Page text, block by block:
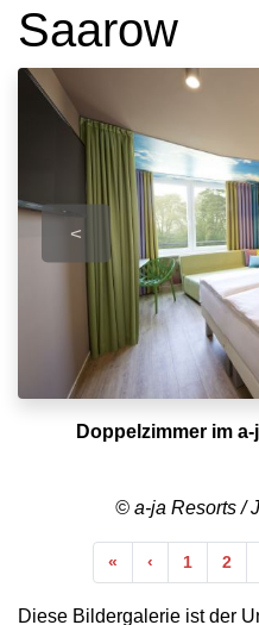
Saarow
<
Doppelzimmer im
© a-ja Resorts /
« Anfang
‹ Vorherige
1 2
Diese Bildergalerie ist der